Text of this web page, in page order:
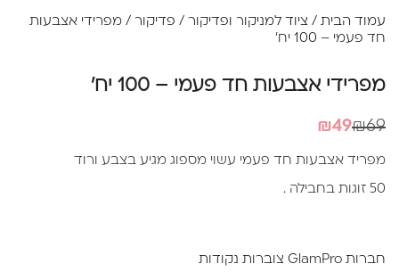
עמוד הבית / ציוד למניקור ופדיקור / פדיקור / מפרידי אצבעות
חד פעמי – 100 יח'
מפרידי אצבעות חד פעמי – 100 יח'
₪69
המחיר
₪69.
₪49
המחיר
₪49.
מפריד אצבעות חד פעמי עשוי מספוג מגיע בצבע ורוד
50 זוגות בחבילה .
חברות GlamPro צוברות נקודות